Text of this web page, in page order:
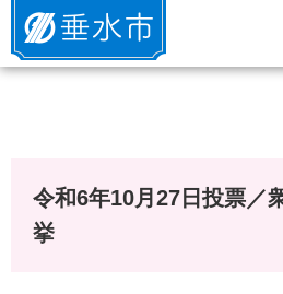
垂水市
令和6年10月27日投票／
挙